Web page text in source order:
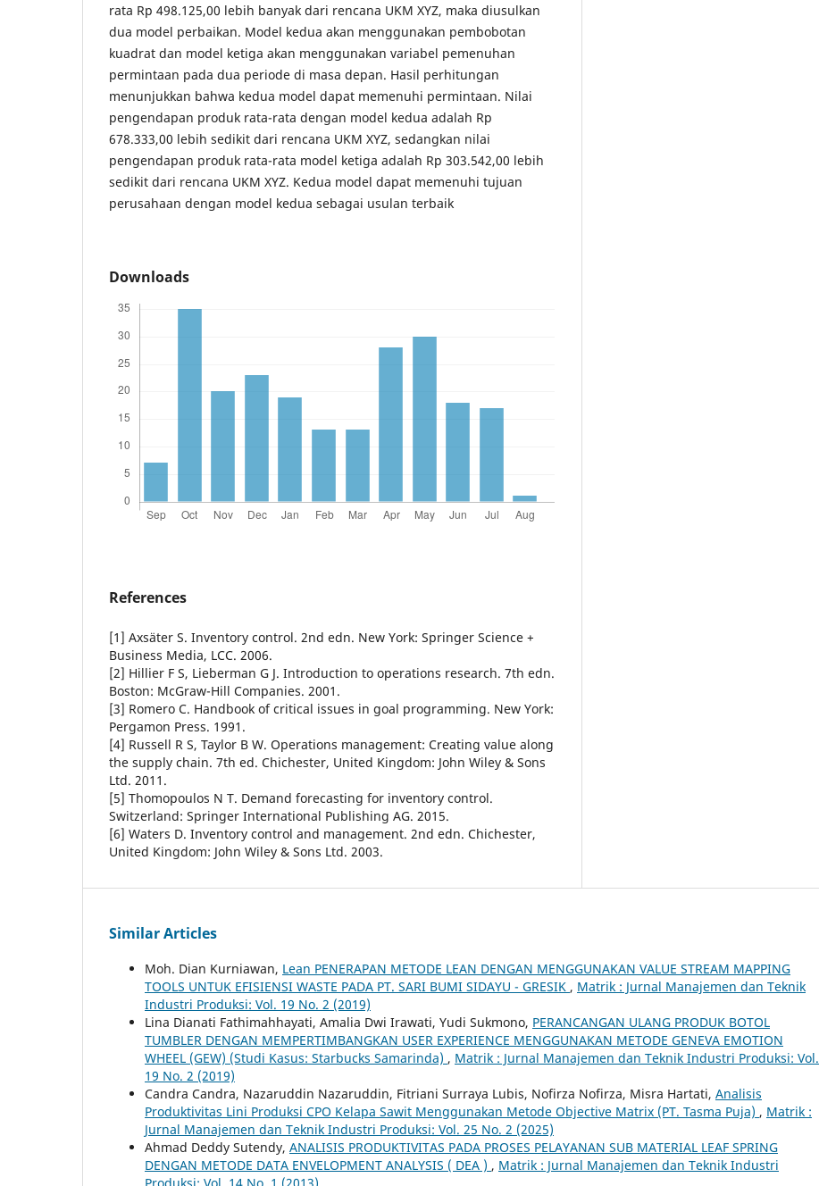
rata Rp 498.125,00 lebih banyak dari rencana UKM XYZ, maka diusulkan
dua model perbaikan. Model kedua akan menggunakan pembobotan
kuadrat dan model ketiga akan menggunakan variabel pemenuhan
permintaan pada dua periode di masa depan. Hasil perhitungan
menunjukkan bahwa kedua model dapat memenuhi permintaan. Nilai
pengendapan produk rata-rata dengan model kedua adalah Rp
678.333,00 lebih sedikit dari rencana UKM XYZ, sedangkan nilai
pengendapan produk rata-rata model ketiga adalah Rp 303.542,00 lebih
sedikit dari rencana UKM XYZ. Kedua model dapat memenuhi tujuan
perusahaan dengan model kedua sebagai usulan terbaik
Downloads
References
[1] Axsäter S. Inventory control. 2nd edn. New York: Springer Science +
Business Media, LCC. 2006.
[2] Hillier F S, Lieberman G J. Introduction to operations research. 7th edn.
Boston: McGraw-Hill Companies. 2001.
[3] Romero C. Handbook of critical issues in goal programming. New York:
Pergamon Press. 1991.
[4] Russell R S, Taylor B W. Operations management: Creating value along
the supply chain. 7th ed. Chichester, United Kingdom: John Wiley & Sons
Ltd. 2011.
[5] Thomopoulos N T. Demand forecasting for inventory control.
Switzerland: Springer International Publishing AG. 2015.
[6] Waters D. Inventory control and management. 2nd edn. Chichester,
United Kingdom: John Wiley & Sons Ltd. 2003.
Similar Articles
Moh. Dian Kurniawan, Lean PENERAPAN METODE LEAN DENGAN MENGGUNAKAN VALUE STREAM MAPPING
TOOLS UNTUK EFISIENSI WASTE PADA PT. SARI BUMI SIDAYU - GRESIK , Matrik : Jurnal Manajemen dan Teknik
Industri Produksi: Vol. 19 No. 2 (2019)
Lina Dianati Fathimahhayati, Amalia Dwi Irawati, Yudi Sukmono, PERANCANGAN ULANG PRODUK BOTOL
TUMBLER DENGAN MEMPERTIMBANGKAN USER EXPERIENCE MENGGUNAKAN METODE GENEVA EMOTION
WHEEL (GEW) (Studi Kasus: Starbucks Samarinda) , Matrik : Jurnal Manajemen dan Teknik Industri Produksi: Vol.
19 No. 2 (2019)
Candra Candra, Nazaruddin Nazaruddin, Fitriani Surraya Lubis, Nofirza Nofirza, Misra Hartati, Analisis
Produktivitas Lini Produksi CPO Kelapa Sawit Menggunakan Metode Objective Matrix (PT. Tasma Puja) , Matrik :
Jurnal Manajemen dan Teknik Industri Produksi: Vol. 25 No. 2 (2025)
Ahmad Deddy Sutendy, ANALISIS PRODUKTIVITAS PADA PROSES PELAYANAN SUB MATERIAL LEAF SPRING
DENGAN METODE DATA ENVELOPMENT ANALYSIS ( DEA ) , Matrik : Jurnal Manajemen dan Teknik Industri